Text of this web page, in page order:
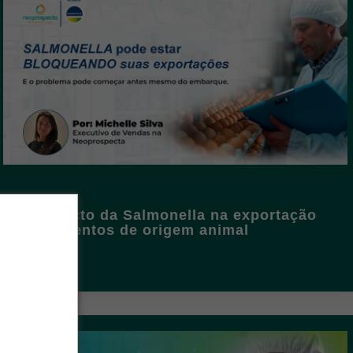
O impacto da Salmonella na exportação
de alimentos de origem animal